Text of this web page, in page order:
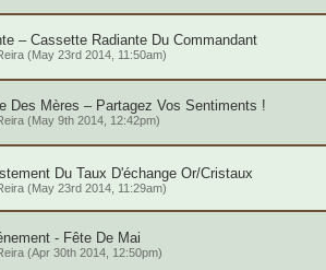
– Cassette Radiante Du Commandant
(May 23rd 2014, 11:50am)
Des Mères – Partagez Vos Sentiments !
(May 9th 2014, 12:42pm)
Du Taux D'échange Or/Cristaux
(May 23rd 2014, 11:29am)
- Fête De Mai
(Apr 30th 2014, 12:50pm)